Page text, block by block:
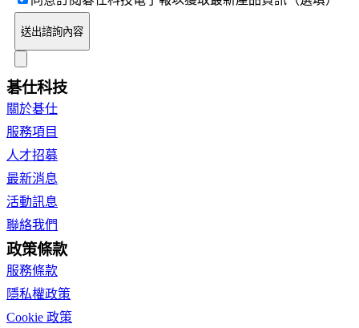
送出諮詢內容
碁仕科技
關於碁仕
服務項目
人才招募
最新消息
活動訊息
聯絡我們
政策條款
服務條款
隱私權政策
Cookie 政策